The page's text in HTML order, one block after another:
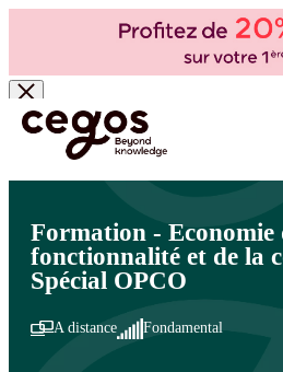
Skip to main content
Vous êtes ici : Accueil >Cegos, organisme de
OPCOMMERCE>Actions collectives
Formation - Economie
fonctionnalité et de la
Spécial OPCO
A distance Fondamental